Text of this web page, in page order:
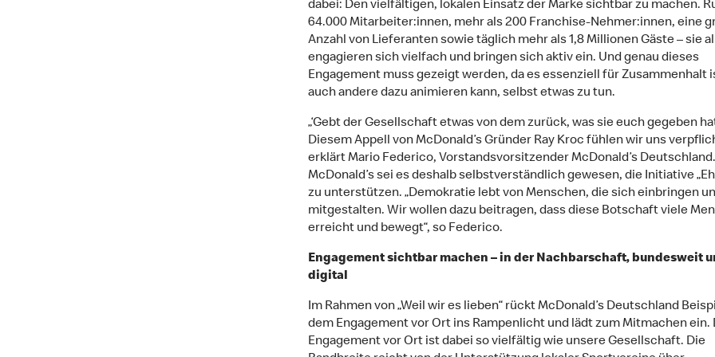
dabei: Den vielfältigen, lokalen Einsatz der Marke sichtbar zu machen.
64.000 Mitarbeiter:innen, mehr als 200 Franchise-Nehmer:innen, eine
Anzahl von Lieferanten sowie täglich mehr als 1,8 Millionen Gäste – sie
engagieren sich vielfach und bringen sich aktiv ein. Und genau dieses
Engagement muss gezeigt werden, da es essenziell für Zusammenhalt
auch andere dazu animieren kann, selbst etwas zu tun.
„‘Gebt der Gesellschaft etwas von dem zurück, was sie euch gegeben
Diesem Appell von McDonald’s Gründer Ray Kroc fühlen wir uns
erklärt Mario Federico, Vorstandsvorsitzender McDonald’s
McDonald’s sei es deshalb selbstverständlich gewesen, die Initiative
zu unterstützen. „Demokratie lebt von Menschen, die sich einbringen
mitgestalten. Wir wollen dazu beitragen, dass diese Botschaft viele
erreicht und bewegt“, so Federico.
Engagement sichtbar machen – in der Nachbarschaft, bundesweit
digital
Im Rahmen von „Weil wir es lieben“ rückt McDonald’s Deutschland
dem Engagement vor Ort ins Rampenlicht und lädt zum Mitmachen ein.
Engagement vor Ort ist dabei so vielfältig wie unsere Gesellschaft. Die